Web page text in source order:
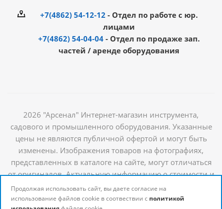
+7(4862) 54-12-12 - Отдел по работе с юр.
лицами
+7(4862) 54-04-04 - Отдел по продаже зап.
частей / аренде оборудования
2026 "Арсенал" Интернет-магазин инструмента,
садового и промышленного оборудования. Указанные
цены не являются публичной офертой и могут быть
изменены. Изображения товаров на фотографиях,
представленных в каталоге на сайте, могут отличаться
от оригиналов. Актуальную информацию о стоимости и
наличии товаров можно получить у наших
менеджеров
Продолжая использовать сайт, вы даете согласие на
использование файлов cookie в соотвествии с политикой